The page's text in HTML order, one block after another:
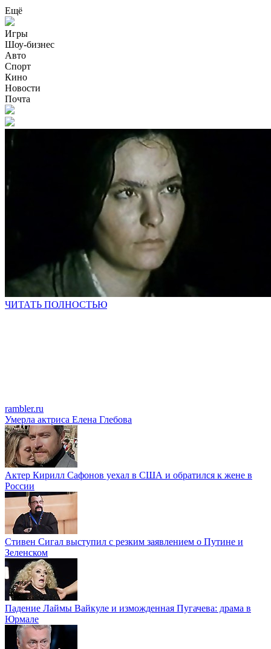
Ещё
Игры
Шоу-бизнес
Авто
Спорт
Кино
Новости
Почта
ЧИТАТЬ ПОЛНОСТЬЮ
rambler.ru
Умерла актриса Елена Глебова
Актер Кирилл Сафонов уехал в США и обратился к жене в
России
Стивен Сигал выступил с резким заявлением о Путине и
Зеленском
Падение Лаймы Вайкуле и изможденная Пугачева: драма в
Юрмале